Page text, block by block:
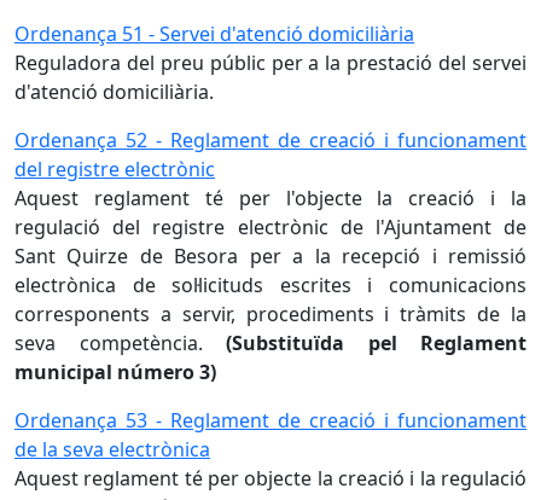
Ordenança 51 - Servei d'atenció domiciliària
Reguladora del preu públic per a la prestació del servei
d'atenció domiciliària.
Ordenança 52 - Reglament de creació i funcionament
del registre electrònic
Aquest reglament té per l'objecte la creació i la
regulació del registre electrònic de l'Ajuntament de
Sant Quirze de Besora per a la recepció i remissió
electrònica de sol·licituds escrites i comunicacions
corresponents a servir, procediments i tràmits de la
seva competència. (Substituïda pel Reglament
municipal número 3)
Ordenança 53 - Reglament de creació i funcionament
de la seva electrònica
Aquest reglament té per objecte la creació i la regulació